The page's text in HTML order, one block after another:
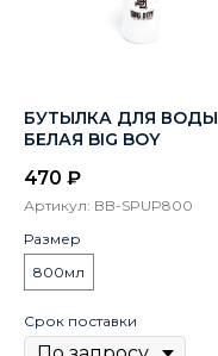
БУТЫЛКА ДЛЯ ВОДЫ
БЕЛАЯ BIG BOY
470 ₽
Артикул: BB-SPUP800
Размер
800мл
Срок поставки